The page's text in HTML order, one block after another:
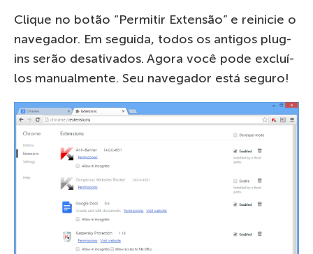
Clique no botão “Permitir Extensão” e reinicie o
navegador. Em seguida, todos os antigos plug-
ins serão desativados. Agora você pode excluí-
los manualmente. Seu navegador está seguro!